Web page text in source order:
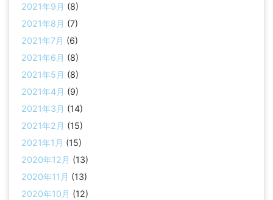
2021年9月 (8)
2021年8月 (7)
2021年7月 (6)
2021年6月 (8)
2021年5月 (8)
2021年4月 (9)
2021年3月 (14)
2021年2月 (15)
2021年1月 (15)
2020年12月 (13)
2020年11月 (13)
2020年10月 (12)